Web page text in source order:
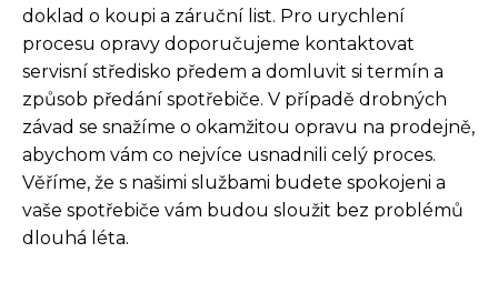
doklad o koupi a záruční list. Pro urychlení
procesu opravy doporučujeme kontaktovat
servisní středisko předem a domluvit si termín a
způsob předání spotřebiče. V případě drobných
závad se snažíme o okamžitou opravu na prodejně,
abychom vám co nejvíce usnadnili celý proces.
Věříme, že s našimi službami budete spokojeni a
vaše spotřebiče vám budou sloužit bez problémů
dlouhá léta.